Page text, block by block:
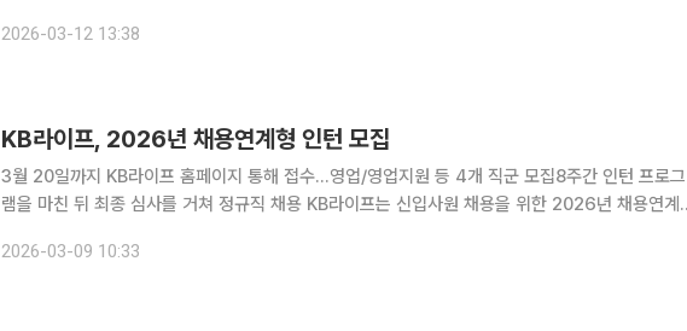
운용을 맡고 KB국민은행, KB손해보험, KB라이프 등 KB금융그룹
2026-03-12 13:38
KB라이프, 2026년 채용연계형 인턴 모집
3월 20일까지 KB라이프 홈페이지 통해 접수…영업/영업지원 등 4개 직군 모집8주간 인턴 프로그
램을 마친 뒤 최종 심사를 거쳐 정규직 채용 KB라이프는 신입사원 채용을 위한 2026년 채용연계형
상품/계리/리스크관리 직군 △IT 직군 등 4개 분야에서 진
2026-03-09 10:33